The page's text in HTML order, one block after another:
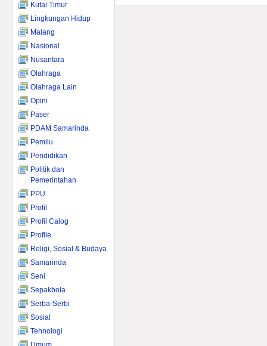
Kutai Timur
Lingkungan Hidup
Malang
Nasional
Nusantara
Olahraga
Olahraga Lain
Opini
Paser
PDAM Samarinda
Pemilu
Pendidikan
Politik dan
Pemerintahan
PPU
Profil
Profil Calog
Profile
Religi, Sosial & Budaya
Samarinda
Seni
Sepakbola
Serba-Serbi
Sosial
Tehnologi